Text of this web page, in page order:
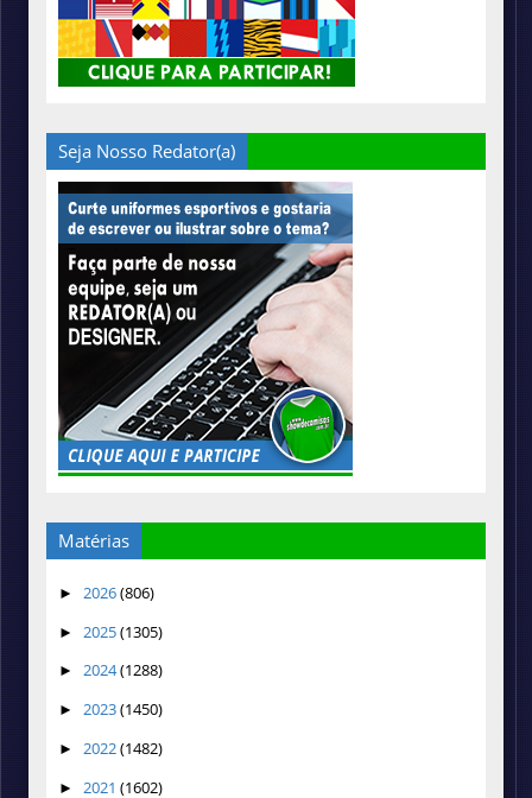
Seja Nosso Redator(a)
Matérias
► 2026(806)
► 2025(1305)
► 2024(1288)
► 2023(1450)
► 2022(1482)
► 2021 (1602)